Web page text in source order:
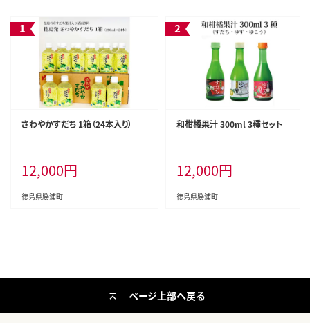
さわやかすだち 1箱（24本入り）
12,000円
徳島県勝浦町
和柑橘果汁 300ml 3種セット
12,000円
徳島県勝浦町
ページ上部へ戻る